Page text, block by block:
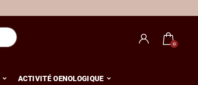
ACTIVITÉ OENOLOGIQUE